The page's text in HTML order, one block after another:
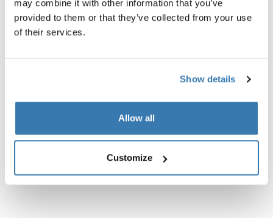
may combine it with other information that you’ve
provided to them or that they’ve collected from your use
of their services.
Show details
Allow all
Customize
Toggle techspec
Technische Daten